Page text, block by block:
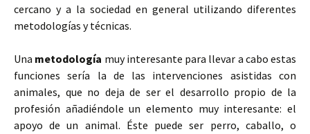
cercano y a la sociedad en general utilizando diferentes
metodologías y técnicas.
Una metodología muy interesante para llevar a cabo estas
funciones sería la de las intervenciones asistidas con
animales, que no deja de ser el desarrollo propio de la
profesión añadiéndole un elemento muy interesante: el
apoyo de un animal. Éste puede ser perro, caballo, o